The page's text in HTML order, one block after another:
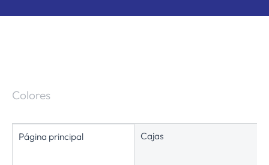
Colores
Página principal Cajas